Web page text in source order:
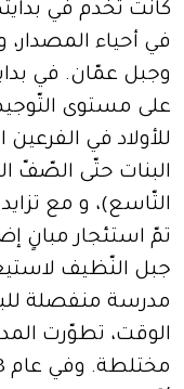
كانت تخدم في
في أحياء المصدار،
وجبل عمّان. في
على مستوى
للأولاد في
البنات حتّى الصّفّ
التّاسع)، و مع
تمّ استئجار مبانٍ
جبل النّظيف
مدرسة منفصلة
الوقت، تطوّرت